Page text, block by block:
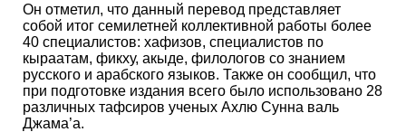
Он отметил, что данный перевод представляет
собой итог семилетней коллективной работы более
40 специалистов: хафизов, специалистов по
кыраатам, фикху, акыде, филологов со знанием
русского и арабского языков. Также он сообщил, что
при подготовке издания всего было использовано 28
различных тафсиров ученых Ахлю Сунна валь
Джама’а.